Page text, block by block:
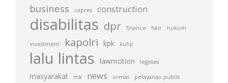
business capres construction
disabilitas dpr finance hair hukum
investment kapolri kpk kuhp
lalu lintas lawmotion legislasi
masyarakat mk news ormas pelayanan publik